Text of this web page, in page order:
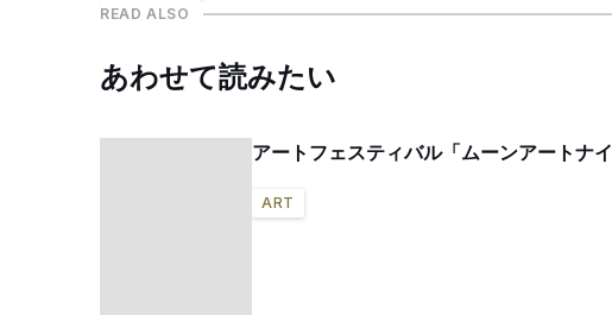
READ ALSO
あわせて読みたい
アートフェスティバル「ムーンアート
ART